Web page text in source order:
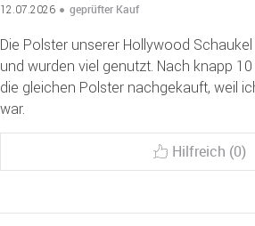
12.07.2026 geprüfter Kauf
Die Polster unserer Hollywood
und wurden viel genutzt. Nach knapp
die gleichen Polster nachgekauft, weil
war.
Hilfreich (0)